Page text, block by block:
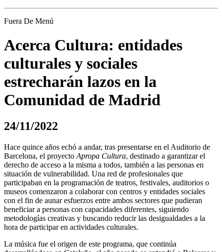
Fuera De Menú
Acerca Cultura: entidades
culturales y sociales
estrecharán lazos en la
Comunidad de Madrid
24/11/2022
Hace quince años echó a andar, tras presentarse en el Auditorio de
Barcelona, el proyecto Apropa Cultura, destinado a garantizar el
derecho de acceso a la misma a todos, también a las personas en
situación de vulnerabilidad. Una red de profesionales que
participaban en la programación de teatros, festivales, auditorios o
museos comenzaron a colaborar con centros y entidades sociales
con el fin de aunar esfuerzos entre ambos sectores que pudieran
beneficiar a personas con capacidades diferentes, siguiendo
metodologías creativas y buscando reducir las desigualdades a la
hora de participar en actividades culturales.
La música fue el origen de este programa, que continúa